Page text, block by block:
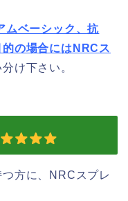
ムベーシック、抗
の場合にはNRCス
け下さい。
方に、NRCスプレ